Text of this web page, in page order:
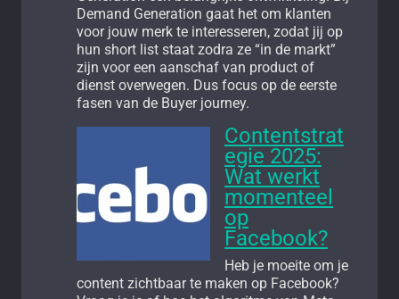
Demand Generation gaat het om klanten
voor jouw merk te interesseren, zodat jij op
hun short list staat zodra ze “in de markt”
zijn voor een aanschaf van product of
dienst overwegen. Dus focus op de eerste
fasen van de Buyer journey.
Contentstrat
egie 2025:
Wat werkt
momenteel
op
Facebook?
Heb je moeite om je
content zichtbaar te maken op Facebook?